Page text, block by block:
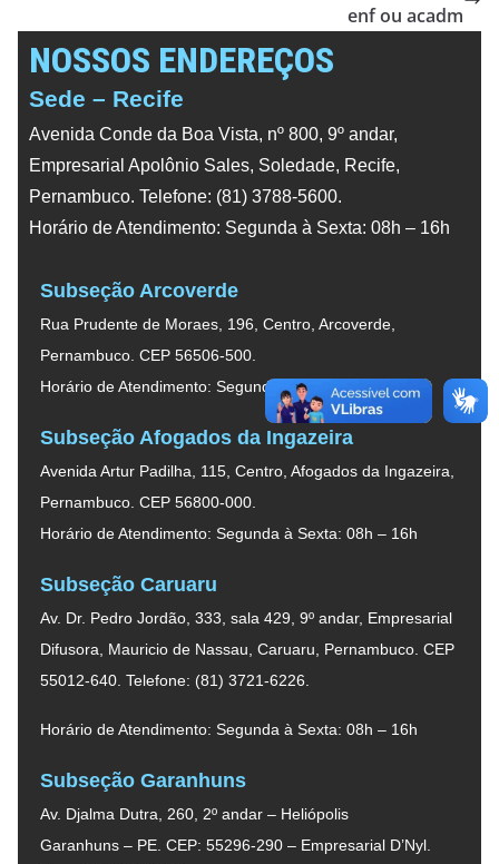
enf ou acadm
NOSSOS ENDEREÇOS
Sede – Recife
Avenida Conde da Boa Vista, nº 800, 9º andar,
Empresarial Apolônio Sales, Soledade, Recife,
Pernambuco. Telefone: (81) 3788-5600.
Horário de Atendimento: Segunda à Sexta: 08h – 16h
Subseção Arcoverde
Rua Prudente de Moraes, 196, Centro, Arcoverde,
Pernambuco. CEP 56506-500.
Horário de Atendimento: Segunda à Sexta: 08h – 16h
Subseção Afogados da Ingazeira
Avenida Artur Padilha, 115, Centro, Afogados da Ingazeira,
Pernambuco. CEP 56800-000.
Horário de Atendimento: Segunda à Sexta: 08h – 16h
Subseção Caruaru
Av. Dr. Pedro Jordão, 333, sala 429, 9º andar, Empresarial
Difusora, Mauricio de Nassau, Caruaru, Pernambuco. CEP
55012-640. Telefone: (81) 3721-6226.
Horário de Atendimento: Segunda à Sexta: 08h – 16h
Subseção Garanhuns
Av. Djalma Dutra, 260, 2º andar – Heliópolis
Garanhuns – PE. CEP: 55296-290 – Empresarial D’Nyl.